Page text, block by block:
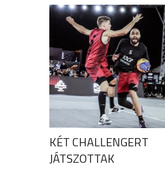
KÉT CHALLENGERT
JÁTSZOTTAK